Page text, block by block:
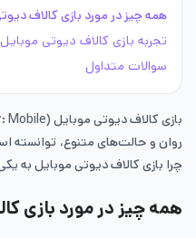
همه چیز در مورد بازی کالاف
تجربه بازی کالاف دیوتی
سوالات متداول
روان و حالت‌های متنوع، توانسته
چرا بازی کالاف دیوتی موبایل به
همه چیز در مورد بازی